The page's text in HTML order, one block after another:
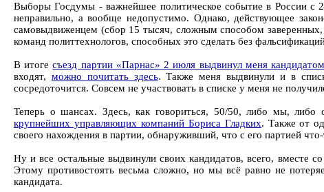
Выборы Госдумы - важнейшее политическое событие в России с
неправильно, а вообще недопустимо. Однако, действующее
самовыдвиженцем (сбор 15 тысяч, сложным способом заверенных,
команд политтехнологов, способных это сделать без
В итогесъезд партии «Парнас» 2 июля выдвинул меня
входят, можно почитать здесь. Также меня выдвинули и в
сосредоточится. Совсем не участвовать в списке у меня не
Теперь о шансах. Здесь, как говориться, 50/50, либо мы,
крупнейших управляющих компаний Бориса Гладких. Также от
своего нахождения в партии, обнаруживший, что с его партией что-
Ну и все остальные выдвинули своих кандидатов, всего, вместе
Этому противостоять весьма сложно, но мы всё равно не
кандидата.